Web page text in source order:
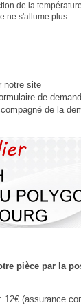
de la température
ne s'allume plus
notre site
de
de la
pièce par la
(assurance